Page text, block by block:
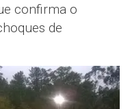
confirma o
de